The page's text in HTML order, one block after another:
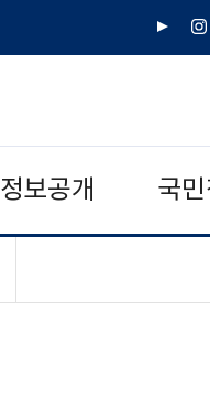
유
인
정보공개 국